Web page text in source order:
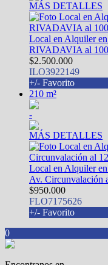
MÁS DETALLES
Local en Alquiler
RIVADAVIA al 100
$2.500.000
ILO3922149
+/- Favorito
210 m²
-
MÁS DETALLES
Local en Alquiler
Av. Circunvalación
$950.000
FLO7175626
+/- Favorito
0